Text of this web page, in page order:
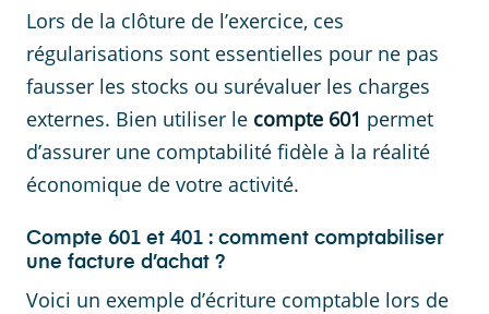
Lors de la clôture de l’exercice, ces
régularisations sont essentielles pour ne pas
fausser les stocks ou surévaluer les charges
externes. Bien utiliser le compte 601 permet
d’assurer une comptabilité fidèle à la réalité
économique de votre activité.
Compte 601 et 401 : comment comptabiliser
une facture d’achat ?
Voici un exemple d’écriture comptable lors de